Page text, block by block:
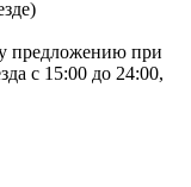
предложению при
с 15:00 до 24:00,